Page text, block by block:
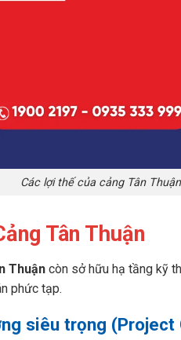
Các lợi thế của cảng Tân Thuận
Tân Thuận
Thuậncòn sở hữu hạ tầng kỹ
phức tạp.
siêu trọng (Project